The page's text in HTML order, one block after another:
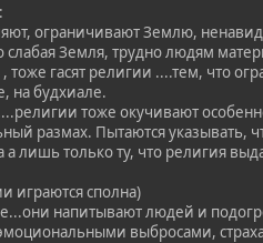
ограничивают Землю,
слабая Земля, трудно людям
гасят религии ....тем, что
на будхиале.
тоже окучивают
размах. Пытаются указывать,
лишь только ту, что религия
играются сполна)
напитывают людей и
выбросами,